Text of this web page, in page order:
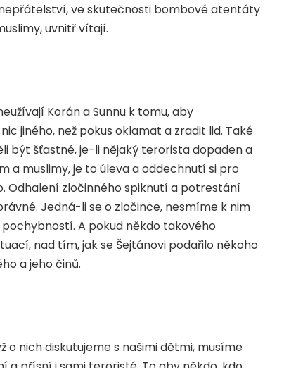
ve skutečnosti bombové atentáty
uvnitř vítají.
Korán a Sunnu k tomu, aby
jiného, než pokus oklamat a zradit lid. Také
být šťastné, je-li nějaký terorista dopaden a
a muslimy, je to úleva a oddechnutí si pro
Odhalení zločinného spiknutí a potrestání
Jedná-li se o zločince, nesmíme k nim
A pokud někdo takového
nad tím, jak se Šejtánovi podařilo někoho
a jeho činů.
o nich diskutujeme s našimi dětmi, musíme